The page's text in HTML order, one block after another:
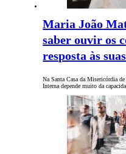
Maria João
saber ouvir os
resposta às
Na Santa Casa da Misericórdia
Interna depende muito da